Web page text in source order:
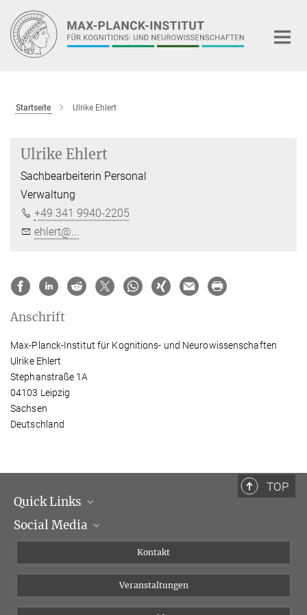
Hauptinhalt
Startseite Ulrike Ehlert
Ulrike Ehlert
Sachbearbeiterin Personal
Verwaltung
+49 341 9940-2205
ehlert@...
Anschrift
Max-Planck-Institut für Kognitions- und Neurowissenschaften
Ulrike Ehlert
Stephanstraße 1A
04103 Leipzig
Sachsen
Deutschland
TOP
Quick Links
Institutsleitung
Social Media
YouTube
Kontakt
Veranstaltungen